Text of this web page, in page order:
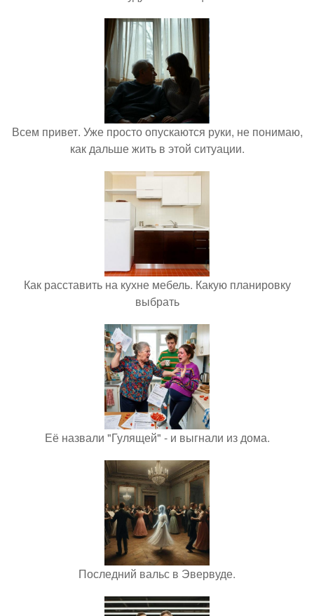
Всем привет. Уже просто опускаются руки, не понимаю,
как дальше жить в этой ситуации.
Как расставить на кухне мебель. Какую планировку
выбрать
Её назвали "Гулящей" - и выгнали из дома.
Последний вальс в Эвервуде.